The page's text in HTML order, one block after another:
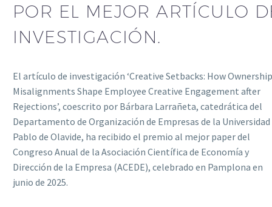
POR EL MEJOR ARTÍCULO
INVESTIGACIÓN.
El artículo de investigación ‘Creative Setbacks: How Ownership
Misalignments Shape Employee Creative Engagement after
Rejections’, coescrito por Bárbara Larrañeta, catedrática del
Departamento de Organización de Empresas de la Universidad
Pablo de Olavide, ha recibido el premio al mejor paper del
Congreso Anual de la Asociación Científica de Economía y
Dirección de la Empresa (ACEDE), celebrado en Pamplona en
junio de 2025.